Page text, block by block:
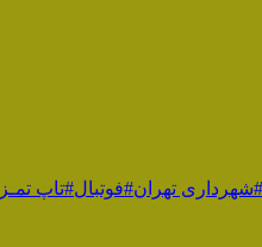
#شهرداری تهران#فوتبال#تاپ تمـز